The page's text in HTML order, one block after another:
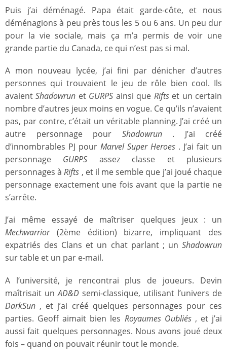
Puis j’ai déménagé. Papa était garde-côte, et nous
déménagions à peu près tous les 5 ou 6 ans. Un peu dur
pour la vie sociale, mais ça m’a permis de voir une
grande partie du Canada, ce qui n’est pas si mal.
A mon nouveau lycée, j’ai fini par dénicher d’autres
personnes qui trouvaient le jeu de rôle bien cool. Ils
avaientShadowrun et GURPS ainsi que Rifts et un certain
nombre d’autres jeux moins en vogue. Ce qu’ils n’avaient
pas, par contre, c’était un véritable planning. J’ai créé un
autre personnage pour Shadowrun. J’ai créé
d’innombrables PJ pour Marvel Super Heroes . J’ai fait un
personnage GURPS assez classe et plusieurs
personnages àRifts , et il me semble que j’ai joué chaque
personnage exactement une fois avant que la partie ne
s’arrête.
J’ai même essayé de maîtriser quelques jeux : un
Mechwarrior (2ème édition) bizarre, impliquant des
expatriés des Clans et un chat parlant ; un Shadowrun
sur table et un par e-mail.
A l’université, je rencontrai plus de joueurs. Devin
maîtrisait unAD&D semi-classique, utilisant l’univers de
DarkSun , et j’ai créé quelques personnages pour ces
parties. Geoff aimait bien les Royaumes Oubliés, et j’ai
aussi fait quelques personnages. Nous avons joué deux
fois – quand on pouvait réunir tout le monde.